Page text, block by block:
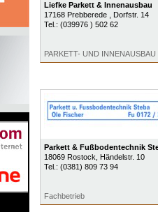
Liefke Parkett & Innenausbau
17168 Prebberede
, Dorfstr. 14
Tel.: (039976 ) 502 62
PARKETT- UND INNENAUSBAU
Parkett & Fußbodentechnik
18069 Rostock , Händelstr. 10
Tel.: (0381) 809 73 94
Fachbetrieb